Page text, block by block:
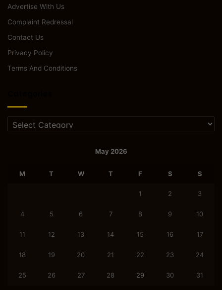
Advertise With Us
Complaint Redressal
Contact Us
Privacy Policy
Terms And Conditions
Categories
May 2026
M T W T F S S
1 2 3
4 5 6 7 8 9 10
11 12 13 14 15 16 17
18 19 20 21 22 23 24
25 26 27 28 29 30 31